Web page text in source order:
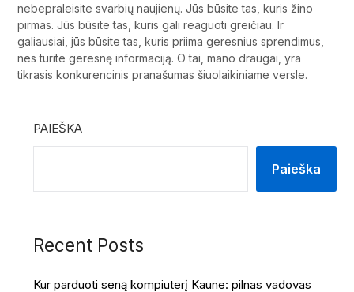
nebepraleisite svarbių naujienų. Jūs būsite tas, kuris žino
pirmas. Jūs būsite tas, kuris gali reaguoti greičiau. Ir
galiausiai, jūs būsite tas, kuris priima geresnius sprendimus,
nes turite geresnę informaciją. O tai, mano draugai, yra
tikrasis konkurencinis pranašumas šiuolaikiniame versle.
PAIEŠKA
Paieška
Recent Posts
Kur parduoti seną kompiuterį Kaune: pilnas vadovas